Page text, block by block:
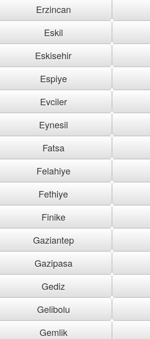
Erzincan
Eskil
Eskisehir
Espiye
Evciler
Eynesil
Fatsa
Felahiye
Fethiye
Finike
Gaziantep
Gazipasa
Gediz
Gelibolu
Gemlik